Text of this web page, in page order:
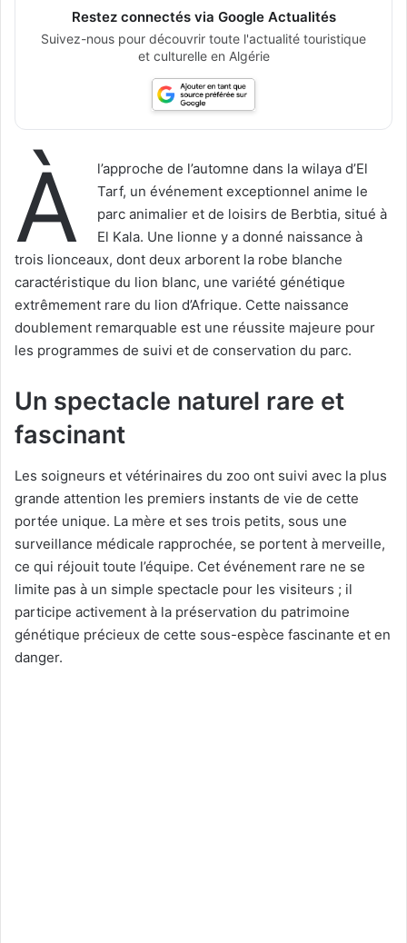
Restez connectés via Google Actualités
Suivez-nous pour découvrir toute l'actualité touristique
et culturelle en Algérie
À
l’approche de l’automne dans la wilaya d’El
Tarf, un événement exceptionnel anime le
parc animalier et de loisirs de Berbtia, situé à
El Kala. Une lionne y a donné naissance à
trois lionceaux, dont deux arborent la robe blanche
caractéristique du lion blanc, une variété génétique
extrêmement rare du lion d’Afrique. Cette naissance
doublement remarquable est une réussite majeure pour
les programmes de suivi et de conservation du parc.
Un spectacle naturel rare et
fascinant
Les soigneurs et vétérinaires du zoo ont suivi avec la plus
grande attention les premiers instants de vie de cette
portée unique. La mère et ses trois petits, sous une
surveillance médicale rapprochée, se portent à merveille,
ce qui réjouit toute l’équipe. Cet événement rare ne se
limite pas à un simple spectacle pour les visiteurs ; il
participe activement à la préservation du patrimoine
génétique précieux de cette sous-espèce fascinante et en
danger.